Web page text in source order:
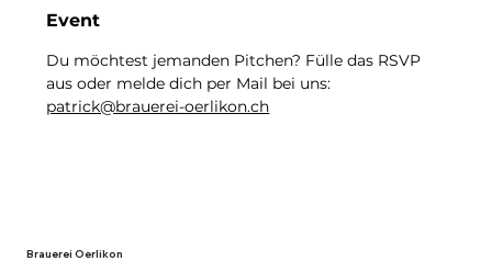
Event
Du möchtest jemanden Pitchen? Fülle das RSVP
aus oder melde dich per Mail bei uns:
patrick@brauerei-oerlikon.ch
Brauerei Oerlikon